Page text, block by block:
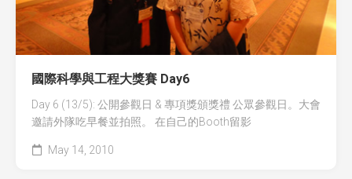
國際科學與工程大獎賽 Day6
Day 6 (13/5): 公開參觀日 & 專項獎頒獎禮 公眾參觀日。大會
邀請外隊吃早餐並拍照。 在自己的Booth留影
May 14, 2010